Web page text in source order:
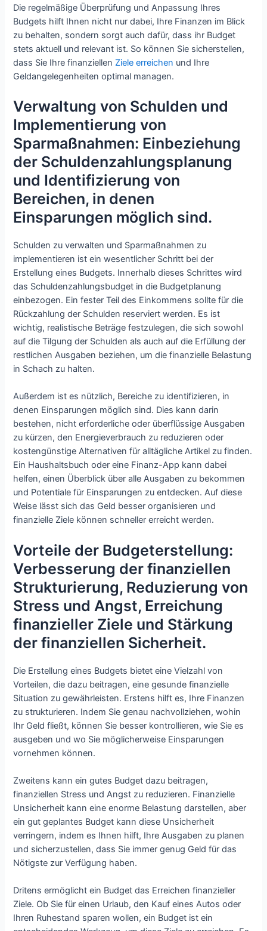
Die regelmäßige Überprüfung und Anpassung Ihres
Budgets hilft Ihnen nicht nur dabei, Ihre Finanzen im Blick
zu behalten, sondern sorgt auch dafür, dass ihr Budget
stets aktuell und relevant ist. So können Sie sicherstellen,
dass Sie Ihre finanziellen Ziele erreichen und Ihre
Geldangelegenheiten optimal managen.
Verwaltung von Schulden und
Implementierung von
Sparmaßnahmen: Einbeziehung
der Schuldenzahlungsplanung
und Identifizierung von
Bereichen, in denen
Einsparungen möglich sind.
Schulden zu verwalten und Sparmaßnahmen zu
implementieren ist ein wesentlicher Schritt bei der
Erstellung eines Budgets. Innerhalb dieses Schrittes wird
das Schuldenzahlungsbudget in die Budgetplanung
einbezogen. Ein fester Teil des Einkommens sollte für die
Rückzahlung der Schulden reserviert werden. Es ist
wichtig, realistische Beträge festzulegen, die sich sowohl
auf die Tilgung der Schulden als auch auf die Erfüllung der
restlichen Ausgaben beziehen, um die finanzielle Belastung
in Schach zu halten.
Außerdem ist es nützlich, Bereiche zu identifizieren, in
denen Einsparungen möglich sind. Dies kann darin
bestehen, nicht erforderliche oder überflüssige Ausgaben
zu kürzen, den Energieverbrauch zu reduzieren oder
kostengünstige Alternativen für alltägliche Artikel zu finden.
Ein Haushaltsbuch oder eine Finanz-App kann dabei
helfen, einen Überblick über alle Ausgaben zu bekommen
und Potentiale für Einsparungen zu entdecken. Auf diese
Weise lässt sich das Geld besser organisieren und
finanzielle Ziele können schneller erreicht werden.
Vorteile der Budgeterstellung:
Verbesserung der finanziellen
Strukturierung, Reduzierung von
Stress und Angst, Erreichung
finanzieller Ziele und Stärkung
der finanziellen Sicherheit.
Die Erstellung eines Budgets bietet eine Vielzahl von
Vorteilen, die dazu beitragen, eine gesunde finanzielle
Situation zu gewährleisten. Erstens hilft es, Ihre Finanzen
zu strukturieren. Indem Sie genau nachvollziehen, wohin
Ihr Geld fließt, können Sie besser kontrollieren, wie Sie es
ausgeben und wo Sie möglicherweise Einsparungen
vornehmen können.
Zweitens kann ein gutes Budget dazu beitragen,
finanziellen Stress und Angst zu reduzieren. Finanzielle
Unsicherheit kann eine enorme Belastung darstellen, aber
ein gut geplantes Budget kann diese Unsicherheit
verringern, indem es Ihnen hilft, Ihre Ausgaben zu planen
und sicherzustellen, dass Sie immer genug Geld für das
Nötigste zur Verfügung haben.
Dritens ermöglicht ein Budget das Erreichen finanzieller
Ziele. Ob Sie für einen Urlaub, den Kauf eines Autos oder
Ihren Ruhestand sparen wollen, ein Budget ist ein